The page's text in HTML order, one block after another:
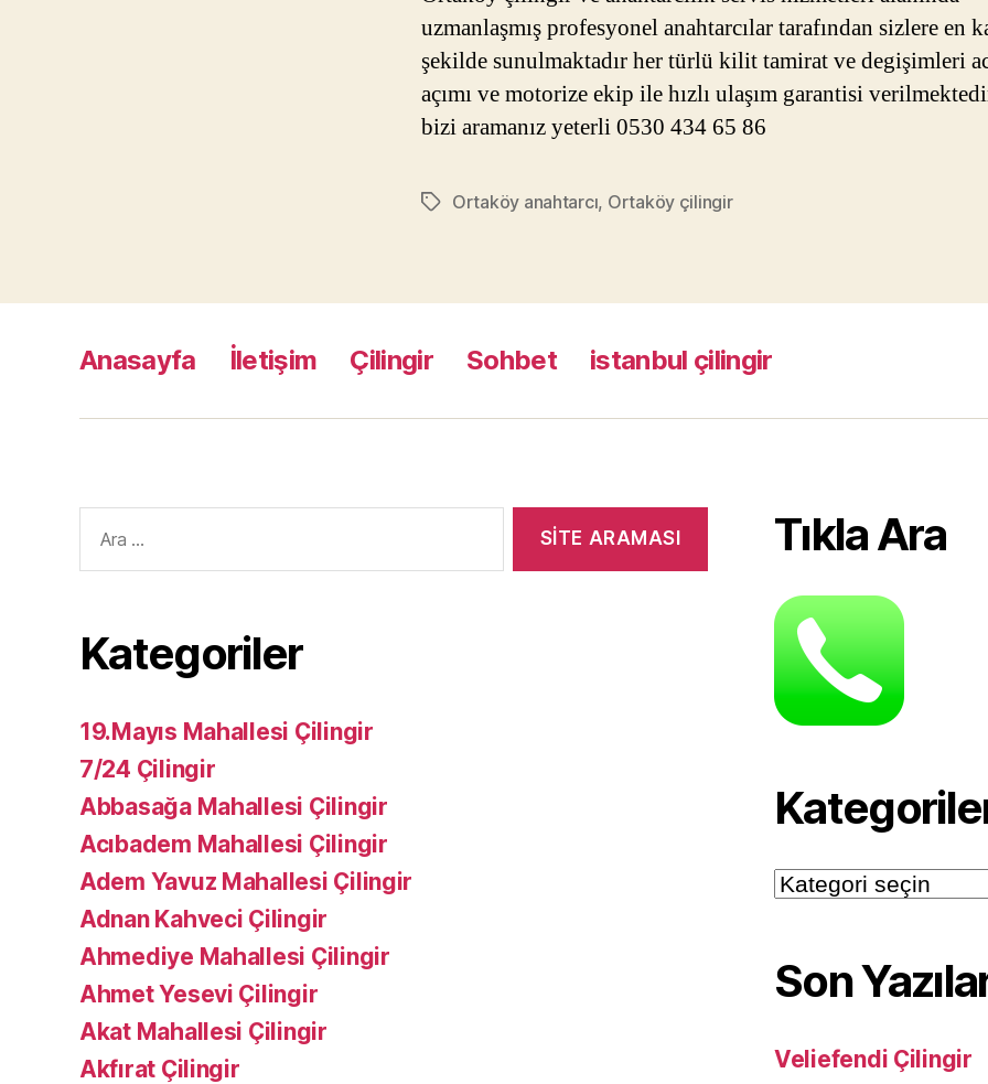
uzmanlaşmış profesyonel anahtarcılar tarafından sizlere en
şekilde sunulmaktadır her türlü kilit tamirat ve degişimleri
açımı ve motorize ekip ile hızlı ulaşım garantisi
bizi aramanız yeterli 0530 434 65 86
EtiketlerOrtaköy anahtarcı, Ortaköy çilingir
Anasayfa İletişim Çilingir Sohbet istanbul çilingir
yap:
Kategoriler
19.Mayıs Mahallesi Çilingir
7/24 Çilingir
Abbasağa Mahallesi Çilingir
Acıbadem Mahallesi Çilingir
Adem Yavuz Mahallesi Çilingir
Adnan Kahveci Çilingir
Ahmediye Mahallesi Çilingir
Ahmet Yesevi Çilingir
Akat Mahallesi Çilingir
Akfırat Çilingir
Tıkla Ara
Kategoriler
Son
Veliefendi Çilingir